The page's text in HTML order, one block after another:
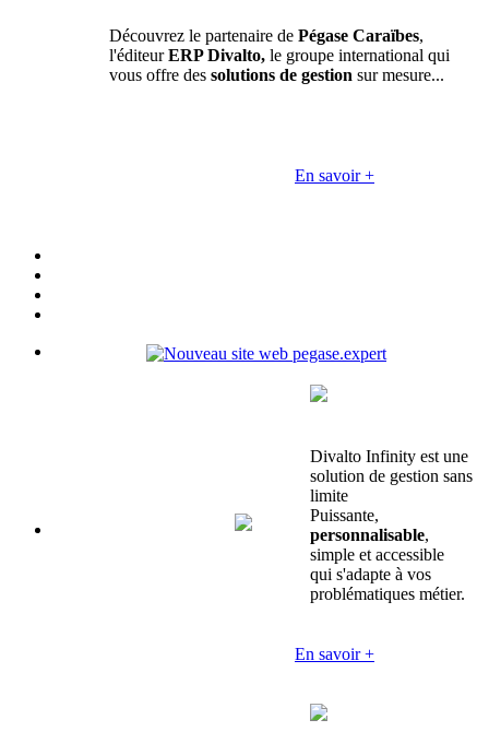
Découvrez le partenaire de Pégase Caraïbes,
l'éditeurERP Divalto, le groupe international qui
vous offre des solutions de gestion sur mesure...
En savoir +
Divalto Infinity est une
solution de gestion sans
limite
Puissante,
personnalisable,
simple et accessible
qui s'adapte à vos
problématiques métier.
En savoir +